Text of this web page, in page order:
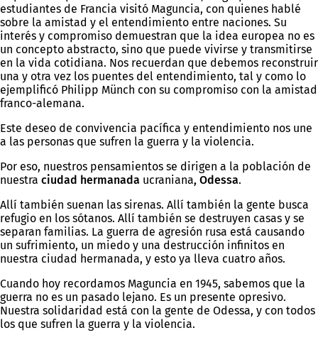
estudiantes de Francia visitó Maguncia, con quienes hablé
sobre la amistad y el entendimiento entre naciones. Su
interés y compromiso demuestran que la idea europea no es
un concepto abstracto, sino que puede vivirse y transmitirse
en la vida cotidiana. Nos recuerdan que debemos reconstruir
una y otra vez los puentes del entendimiento, tal y como lo
ejemplificó Philipp Münch con su compromiso con la amistad
franco-alemana.
Este deseo de convivencia pacífica y entendimiento nos une
a las personas que sufren la guerra y la violencia.
Por eso, nuestros pensamientos se dirigen a la población de
nuestra ciudad hermanada ucraniana, Odessa.
Allí también suenan las sirenas. Allí también la gente busca
refugio en los sótanos. Allí también se destruyen casas y se
separan familias. La guerra de agresión rusa está causando
un sufrimiento, un miedo y una destrucción infinitos en
nuestra ciudad hermanada, y esto ya lleva cuatro años.
Cuando hoy recordamos Maguncia en 1945, sabemos que la
guerra no es un pasado lejano. Es un presente opresivo.
Nuestra solidaridad está con la gente de Odessa, y con todos
los que sufren la guerra y la violencia.